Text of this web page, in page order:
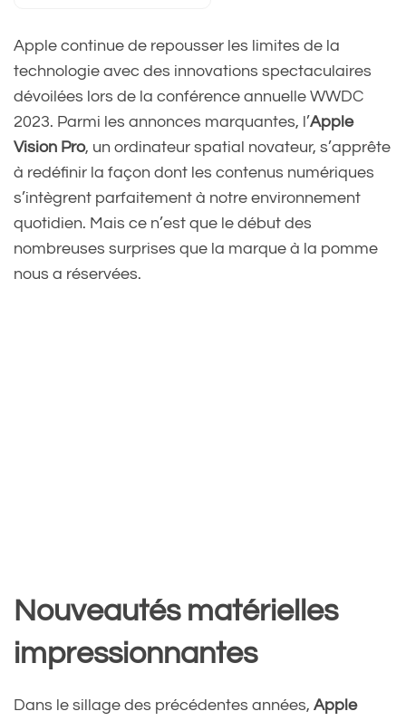
Apple continue de repousser les limites de la
technologie avec des innovations spectaculaires
dévoilées lors de la conférence annuelle WWDC
2023. Parmi les annonces marquantes, l’Apple
Vision Pro, un ordinateur spatial novateur, s’apprête
à redéfinir la façon dont les contenus numériques
s’intègrent parfaitement à notre environnement
quotidien. Mais ce n’est que le début des
nombreuses surprises que la marque à la pomme
nous a réservées.
Nouveautés matérielles
impressionnantes
Dans le sillage des précédentes années, Apple